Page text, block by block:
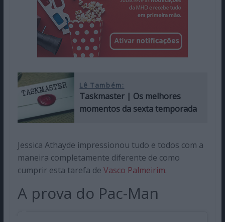
Lê Também:
Taskmaster | Os melhores
momentos da sexta temporada
Jessica Athayde impressionou tudo e todos com a
maneira completamente diferente de como
cumprir esta tarefa de Vasco Palmeirim.
A prova do Pac-Man